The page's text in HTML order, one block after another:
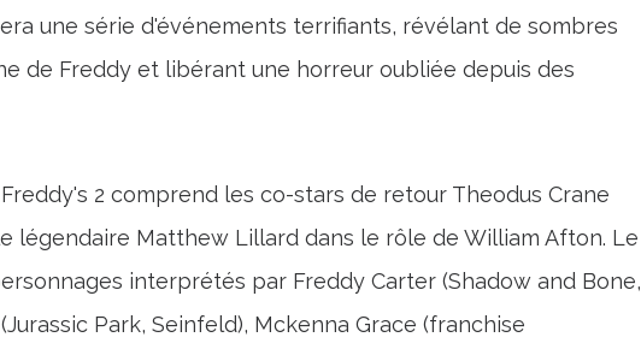
une série d'événements terrifiants, révélant de sombres
de Freddy et libérant une horreur oubliée depuis des
2 comprend les co-stars de retour Theodus Crane
légendaire Matthew Lillard dans le rôle de William Afton. Le
interprétés par Freddy Carter (Shadow and Bone,
Park, Seinfeld), Mckenna Grace (franchise